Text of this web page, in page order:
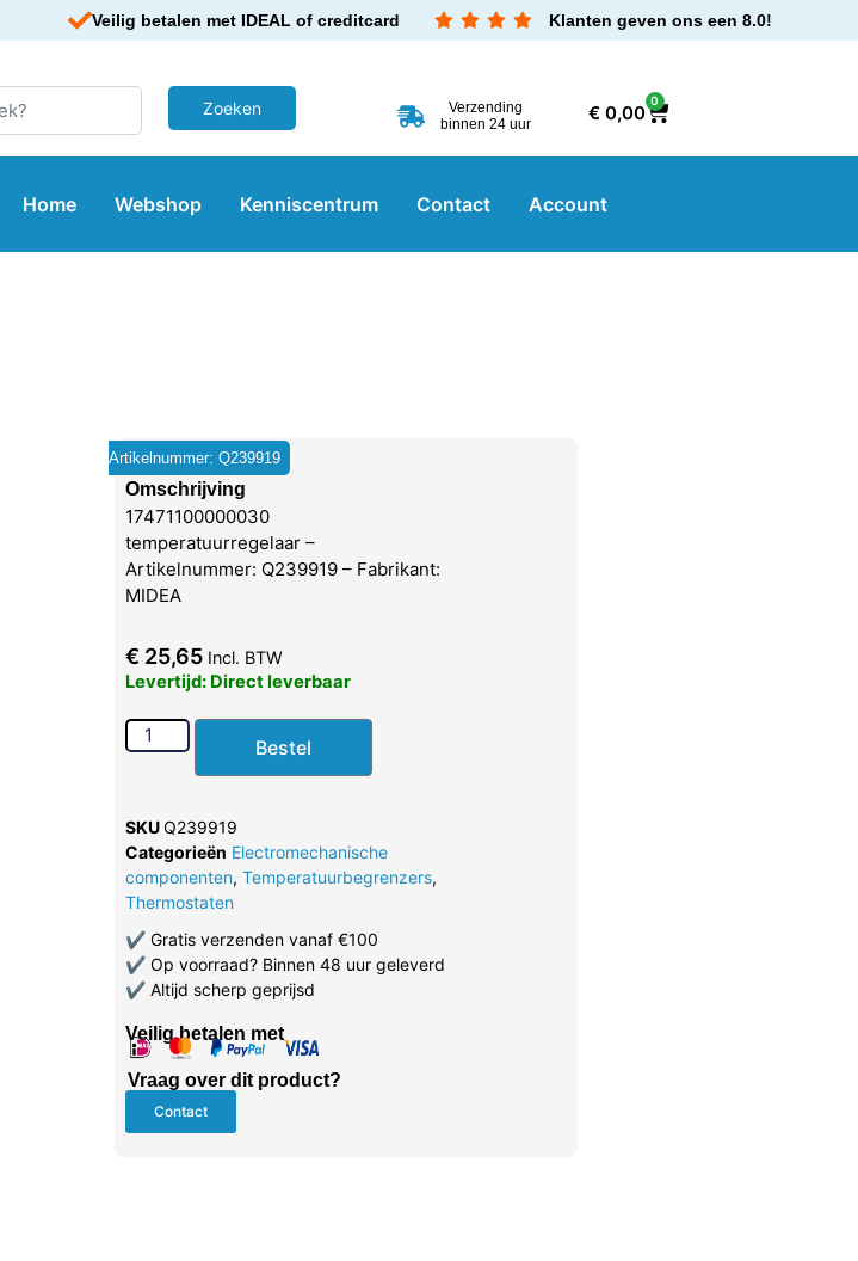
Veilig betalen met IDEAL of creditcard Klanten geven ons een 8.0!
Verzending
binnen 24 uur
€0,00
0
Home Webshop Kenniscentrum Contact Account
Artikelnummer: Q239919
Omschrijving
17471100000030
temperatuurregelaar –
Artikelnummer: Q239919 – Fabrikant:
MIDEA
€ 25,65 Incl. BTW
Levertijd: Direct leverbaar
Bestel
SKUQ239919
Categorieën Electromechanische
componenten, Temperatuurbegrenzers,
Thermostaten
✔Gratis verzenden vanaf €100
✔Op voorraad? Binnen 48 uur geleverd
✔Altijd scherp geprijsd
Veilig betalen met
Vraag over dit product?
Contact